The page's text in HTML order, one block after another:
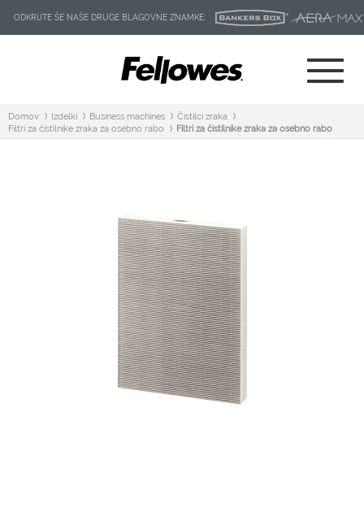
ODKRIJTE ŠE NAŠE DRUGE BLAGOVNE ZNAMKE:
Domov Izdelki Business machines
Čistilci zraka
Filtri za čistilnike zraka za osebno rabo
Filtri za čistilnike zraka za osebno rabo